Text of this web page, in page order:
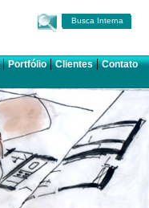
Busca Interna
Portfólio|Clientes|Contato